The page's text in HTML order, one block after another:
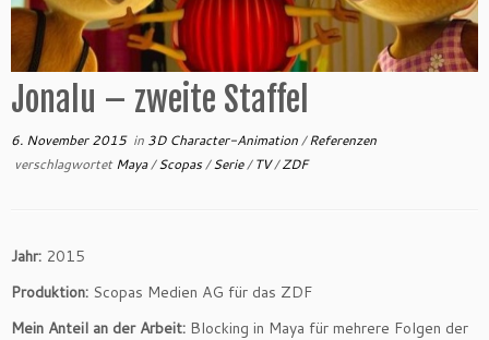
Jonalu – zweite Staffel
6. November 2015in 3D Character-Animation/Referenzen
verschlagwortetMaya/Scopas/Serie/TV/ZDF
Jahr: 2015
Produktion: Scopas Medien AG für das ZDF
Mein Anteil an der Arbeit: Blocking in Maya für mehrere Folgen der